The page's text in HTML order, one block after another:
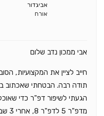
אביגדור
אורח
אבי ממכון נדב שלום
חייב לציין את המקצועיות,
תודה רבה. הבטחתי שאכתוב
הגעתי לשיפור דפ"ר כדי